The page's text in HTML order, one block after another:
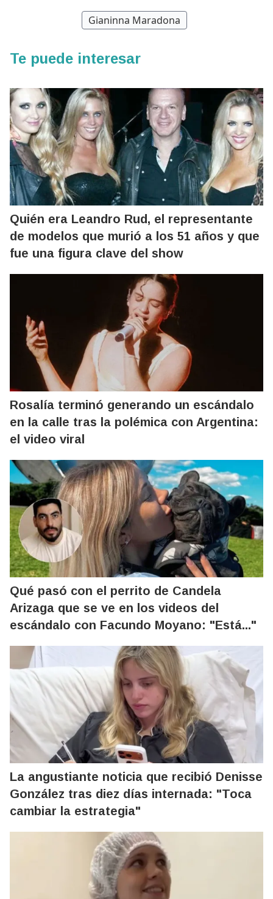
Gianinna Maradona
Te puede interesar
Quién era Leandro Rud, el representante
de modelos que murió a los 51 años y que
fue una figura clave del show
Rosalía terminó generando un escándalo
en la calle tras la polémica con Argentina:
el video viral
Qué pasó con el perrito de Candela
Arizaga que se ve en los videos del
escándalo con Facundo Moyano: "Está..."
La angustiante noticia que recibió Denisse
González tras diez días internada: "Toca
cambiar la estrategia"